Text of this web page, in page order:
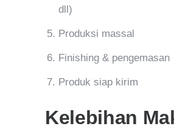
dll)
Produksi massal
Finishing & pengemasan
Produk siap kirim
Kelebihan